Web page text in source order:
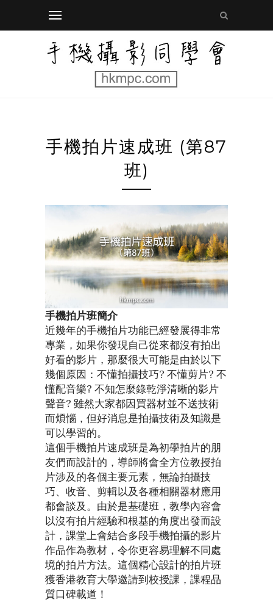
手機拍片速成班 (第87
班)
手機拍片班簡介
近幾年的手機拍片功能已經發展得非常
專業，如果你發現自己從來都沒有拍出
好看的影片，那麼很大可能是由於以下
幾個原因：不懂拍攝技巧? 不懂剪片? 不
懂配音樂? 不知怎麼錄乾淨清晰的影片
聲音? 雖然大家都因買器材並不送技術
而煩惱，但好消息是拍攝技術及知識是
可以學習的。
這個手機拍片速成班是為初學拍片的朋
友們而設計的，導師將會全方位教授拍
片涉及的各個主要元素，無論拍攝技
巧、收音、剪輯以及各種相關器材應用
都會談及。由於是基礎班，教學內容會
以沒有拍片經驗和根基的角度出發而設
計，課堂上會結合多段手機拍攝的影片
作品作為教材，令你更容易理解不同處
境的拍片方法。這個精心設計的拍片班
獲香港教育大學邀請到校授課，課程品
質口碑載道！